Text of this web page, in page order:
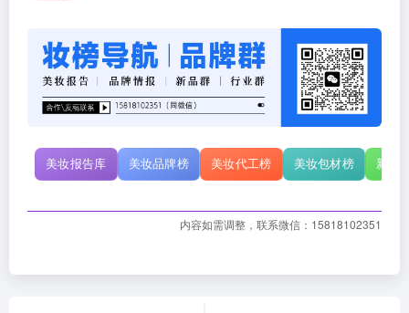
美妆报告库 美妆品牌榜 美妆代工榜 美妆包材榜 新原
内容如需调整，联系微信：15818102351